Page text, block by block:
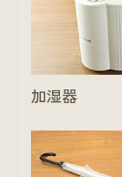
加湿器